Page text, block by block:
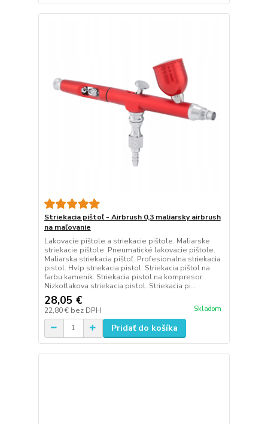
Striekacia pištoľ - Airbrush 0,3 maliarsky airbrush
na maľovanie
Lakovacie pištole a striekacie pištole. Maliarske
striekacie pištole. Pneumatické lakovacie pištole.
Maliarska striekacia pištoľ. Profesionalna striekacia
pistol. Hvlp striekacia pistol. Striekacia pištol na
farbu kamenik. Striekacia pistol na kompresor.
Nizkotlakova striekacia pistol. Striekacia pi...
28,05 €
22,80 € bez DPH Skladom
Pridať do košíka